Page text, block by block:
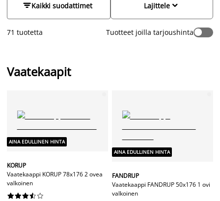
Kaikki suodattimet 
Lajittele
71 tuotetta Tuotteet joilla tarjoushinta
Vaatekaapit
AINA EDULLINEN HINTA
KORUP
Vaatekaappi KORUP 78x176 2 ovea
valkoinen






AINA EDULLINEN HINTA
FANDRUP
Vaatekaappi FANDRUP 50x176 1 ovi
valkoinen